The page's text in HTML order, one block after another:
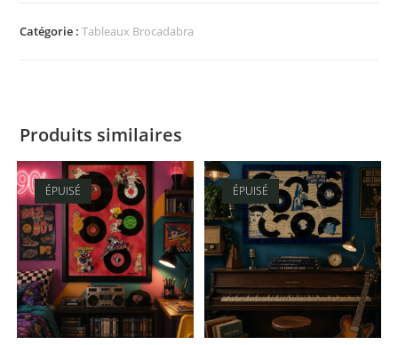
Catégorie :Tableaux Brocadabra
Produits similaires
ÉPUISÉ ÉPUISÉ